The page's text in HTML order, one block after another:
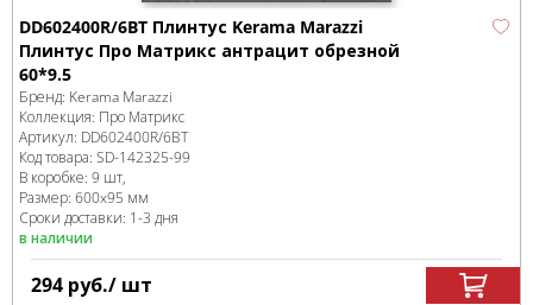
DD602400R/6BT Плинтус Kerama Marazzi
Плинтус Про Матрикс антрацит обрезной
60*9.5
Бренд: Kerama Marazzi
Коллекция: Про Матрикс
Артикул: DD602400R/6BT
Код товара: SD-142325-99
В коробке: 9 шт,
Размер: 600x95 мм
Сроки доставки: 1-3 дня
в наличии
294 руб./ шт